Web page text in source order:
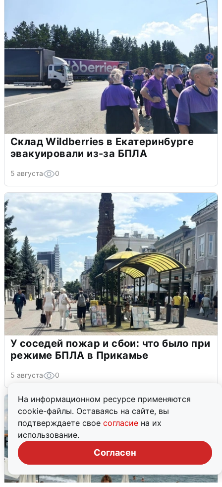
На информационном ресурсе применяются
cookie-файлы. Оставаясь на сайте, вы
подтверждаете свое согласие на их
использование.
Согласен
Склад Wildberries в Екатеринбурге
эвакуировали из-за БПЛА
5 августа 0
У соседей пожар и сбои: что было при
режиме БПЛА в Прикамье
5 августа 0